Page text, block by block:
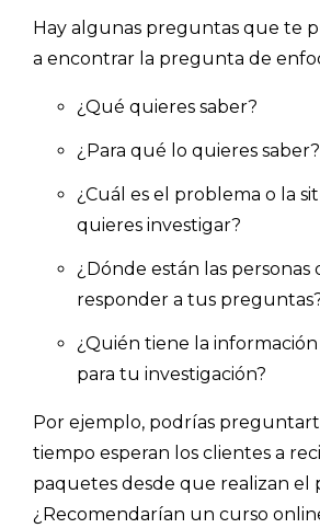
- Encuestas de NPS
- Encuestas de recursos
- Encuestas de satisfacción
- Marketing y encuestas
Hay algunas preguntas que te
a encontrar la pregunta de
¿Qué quieres saber?
¿Para qué lo quieres saber?
¿Cuál es el problema o la
quieres investigar?
¿Dónde están las
responder a tus
¿Quién tiene la
para tu investigación?
Por ejemplo, podrías
tiempo esperan los clientes a
paquetes desde que realizan el
¿Recomendarían un curso